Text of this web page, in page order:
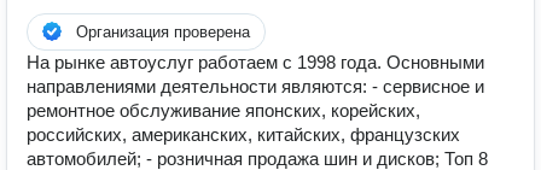
Организация проверена
На рынке автоуслуг работаем с 1998 года. Основными
направлениями деятельности являются: - сервисное и
ремонтное обслуживание японских, корейских,
российских, американских, китайских, французских
автомобилей; - розничная продажа шин и дисков; Топ 8